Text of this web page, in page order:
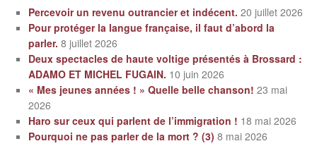
Percevoir un revenu outrancier et indécent. 20 juillet 2026
Pour protéger la langue française, il faut d’abord la
parler. 8 juillet 2026
Deux spectacles de haute voltige présentés à Brossard :
ADAMO ET MICHEL FUGAIN. 10 juin 2026
« Mes jeunes années ! » Quelle belle chanson! 23 mai
2026
Haro sur ceux qui parlent de l’immigration ! 18 mai 2026
Pourquoi ne pas parler de la mort ? (3) 8 mai 2026